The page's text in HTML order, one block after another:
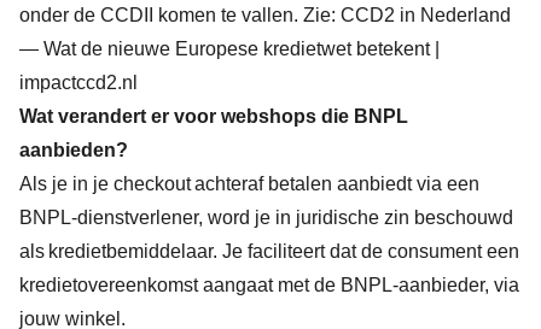
onder de CCDII komen te vallen. Zie: CCD2 in Nederland
— Wat de nieuwe Europese kredietwet betekent |
impactccd2.nl
Wat verandert er voor webshops die BNPL
aanbieden?
Als je in je checkout achteraf betalen aanbiedt via een
BNPL-dienstverlener, word je in juridische zin beschouwd
als kredietbemiddelaar. Je faciliteert dat de consument een
kredietovereenkomst aangaat met de BNPL-aanbieder, via
jouw winkel.